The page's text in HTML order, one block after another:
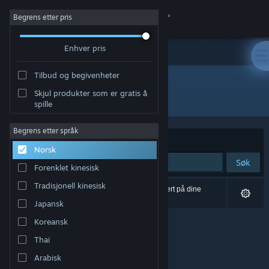
Logg inn
Om
Kundestøtte
Bytt språk
Skaff deg Steam-appen på mobil
Vis skrivebordsversjon
Begrens etter pris
Enhver pris
Tilbud og begivenheter
Skjul produkter som er gratis å
spille
Begrens etter språk
Norsk
Forenklet kinesisk
Tradisjonell kinesisk
Japansk
Koreansk
Thai
Arabisk
Utvikler: VRotein
Sorter etter Relevans
Søk
0 treff på søket. 4 produkter er blitt utelukket basert på dine
innstillinger.